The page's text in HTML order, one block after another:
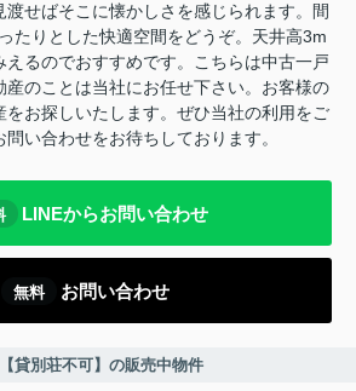
渡せばそこに懐かしさを感じられます。間
たりとした快適空間をどうぞ。天井高3m
えるのでおすすめです。こちらは中古一戸
産のことは当社にお任せ下さい。お客様の
をお探しいたします。ぜひ当社の利用をご
い合わせをお待ちしております。
LINEからお問い合わせ
無料 お問い合わせ
貸別荘不可】の販売中物件